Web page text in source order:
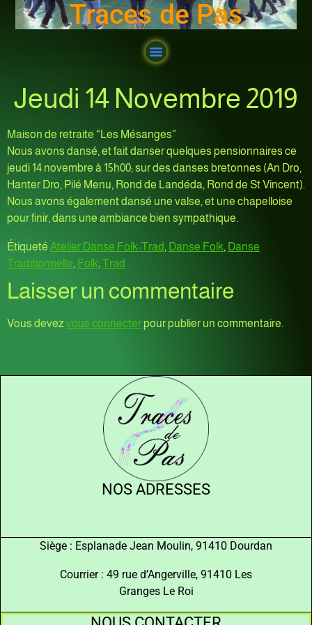
Traces de Pas
Jeudi 14 Novembre 2019
Maison de retraite “Les Mésanges”
Nous avons dansé, et fait danser quelques pensionnaires ce
jeudi 14 novembre à 15h00; sur des danses bretonnes (An Dro,
Hanter Dro, Pilé Menu, Rond de Landéda, Rond de St Vincent).
Nous avons également dansé une valse, et une chapelloise
pour finir, dans une ambiance bien sympathique.
Étiqueté Atelier Danse Folk-Trad, Danse Folk, Danse
Traditionnelle, Folk, Trad
Laisser un commentaire
Vous devez vous connecterpour publier un commentaire.
NOS ADRESSES
Siège : Esplanade Jean Moulin, 91410 Dourdan
Courrier : 49 rue d’Angerville, 91410 Les
Granges Le Roi